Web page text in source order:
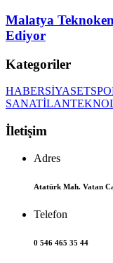
Malatya
Ediyor
Kategoriler
HABERSİYASET
SANATİLAN
İletişim
Adres
Atatürk Mah. Vatan
Telefon
0 546 465 35 44